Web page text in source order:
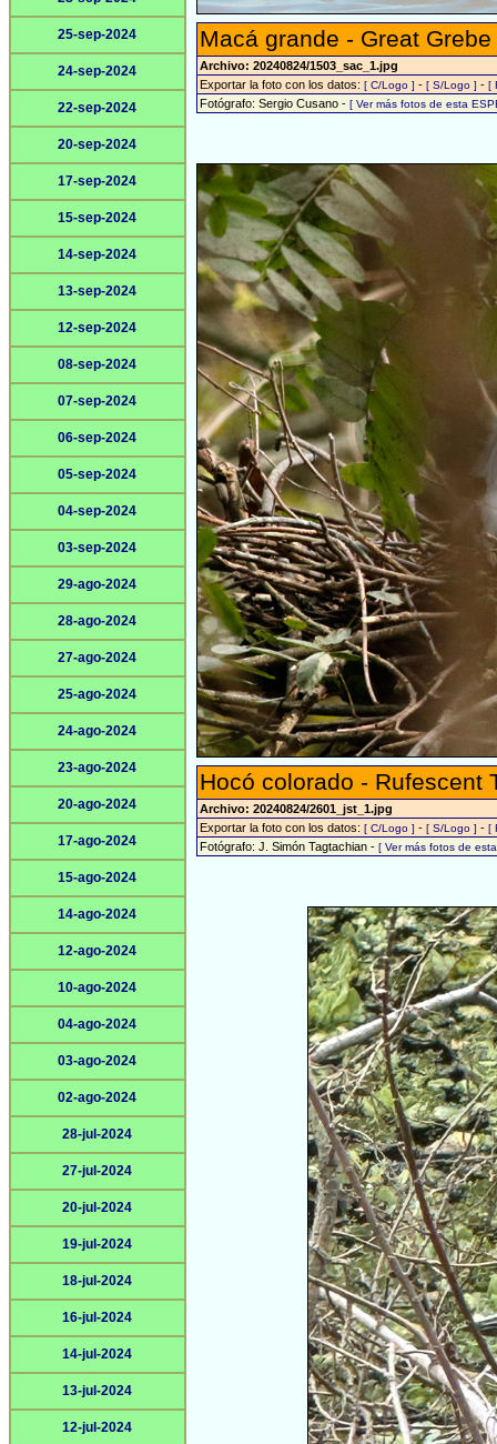
25-sep-2024
24-sep-2024
22-sep-2024
20-sep-2024
17-sep-2024
15-sep-2024
14-sep-2024
13-sep-2024
12-sep-2024
08-sep-2024
07-sep-2024
06-sep-2024
05-sep-2024
04-sep-2024
03-sep-2024
29-ago-2024
28-ago-2024
27-ago-2024
25-ago-2024
24-ago-2024
23-ago-2024
20-ago-2024
17-ago-2024
15-ago-2024
14-ago-2024
12-ago-2024
10-ago-2024
04-ago-2024
03-ago-2024
02-ago-2024
28-jul-2024
27-jul-2024
20-jul-2024
19-jul-2024
18-jul-2024
16-jul-2024
14-jul-2024
13-jul-2024
12-jul-2024
Macá grande - Great
Archivo: 20240824/1503_sac_1.jpg
Exportar la foto con los datos: [ C/Logo ] - [ S/Logo ] - [
Fotógrafo: Sergio Cusano - [ Ver más fotos de esta
Hocó colorado - Rufescent
Archivo: 20240824/2601_jst_1.jpg
Exportar la foto con los datos: [ C/Logo ] - [ S/Logo ] - [
Fotógrafo: J. Simón Tagtachian - [ Ver más fotos de